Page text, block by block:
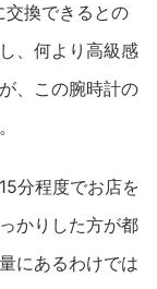
換できるとの
、何より高級感
、この腕時計の
分程度でお店を
かりした方が都
にあるわけでは